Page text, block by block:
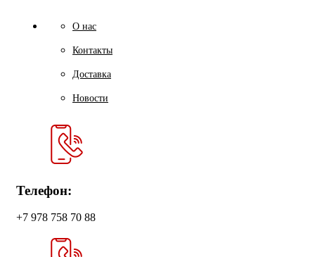
О нас
Контакты
Доставка
Новости
Телефон:
+7 978 758 70 88